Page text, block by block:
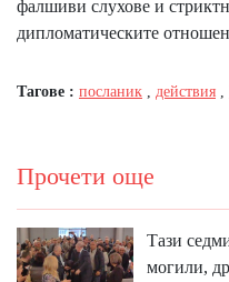
фалшиви слухове и
дипломатическите
Тагове : посланик действия
Прочети още
Тази
могили,